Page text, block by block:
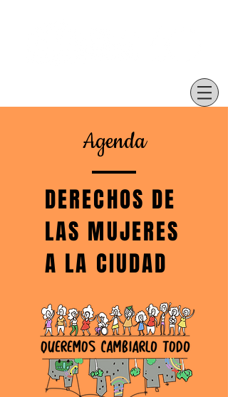
Agenda
DERECHOS DE
LAS MUJERES
A LA CIUDAD